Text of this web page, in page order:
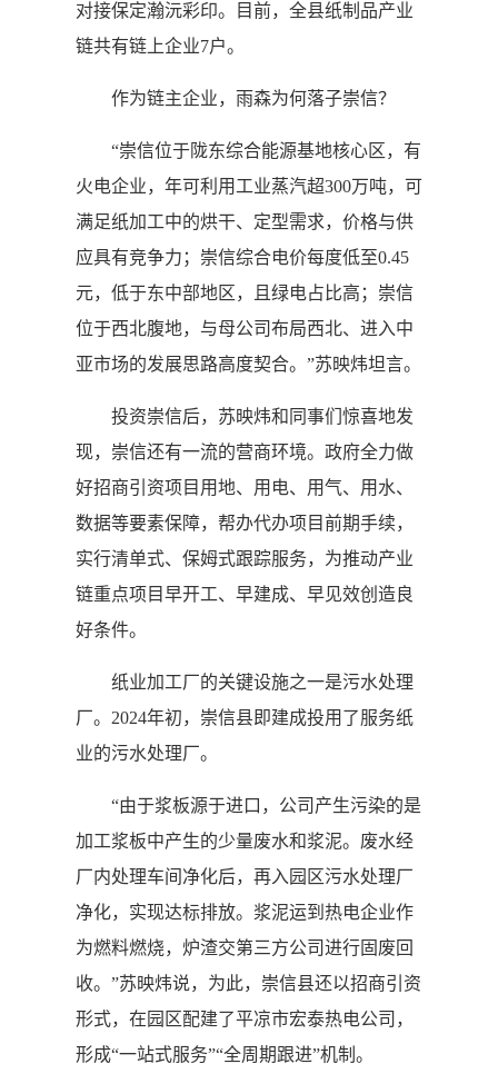
对接保定瀚沅彩印。目前，全县纸制品产业
链共有链上企业7户。
作为链主企业，雨森为何落子崇信？
“崇信位于陇东综合能源基地核心区，有
火电企业，年可利用工业蒸汽超300万吨，可
满足纸加工中的烘干、定型需求，价格与供
应具有竞争力；崇信综合电价每度低至0.45
元，低于东中部地区，且绿电占比高；崇信
位于西北腹地，与母公司布局西北、进入中
亚市场的发展思路高度契合。”苏映炜坦言。
投资崇信后，苏映炜和同事们惊喜地发
现，崇信还有一流的营商环境。政府全力做
好招商引资项目用地、用电、用气、用水、
数据等要素保障，帮办代办项目前期手续，
实行清单式、保姆式跟踪服务，为推动产业
链重点项目早开工、早建成、早见效创造良
好条件。
纸业加工厂的关键设施之一是污水处理
厂。2024年初，崇信县即建成投用了服务纸
业的污水处理厂。
“由于浆板源于进口，公司产生污染的是
加工浆板中产生的少量废水和浆泥。废水经
厂内处理车间净化后，再入园区污水处理厂
净化，实现达标排放。浆泥运到热电企业作
为燃料燃烧，炉渣交第三方公司进行固废回
收。”苏映炜说，为此，崇信县还以招商引资
形式，在园区配建了平凉市宏泰热电公司，
形成“一站式服务”“全周期跟进”机制。